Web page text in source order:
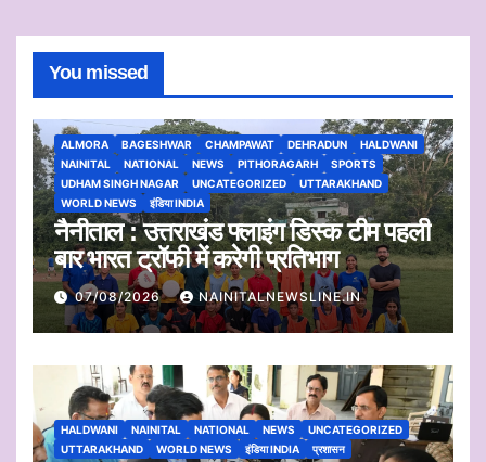
You missed
ALMORA BAGESHWAR CHAMPAWAT DEHRADUN
HALDWANI
NAINITAL
NATIONAL NEWS PITHORAGARH
SPORTS
UDHAM SINGH NAGAR
UNCATEGORIZED
UTTARAKHAND
WORLD NEWS
इंडिया INDIA
नैनीताल : उत्तराखंड फ्लाइंग डिस्क टीम पहली
बार भारत ट्रॉफी में करेगी प्रतिभाग
07/08/2026 NAINITALNEWSLINE.IN
HALDWANI NAINITAL NATIONAL NEWS
UNCATEGORIZED
UTTARAKHAND
WORLD NEWS इंडिया INDIA प्रशासन